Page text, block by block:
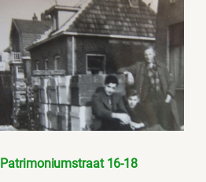
Patrimoniumstraat 16-18